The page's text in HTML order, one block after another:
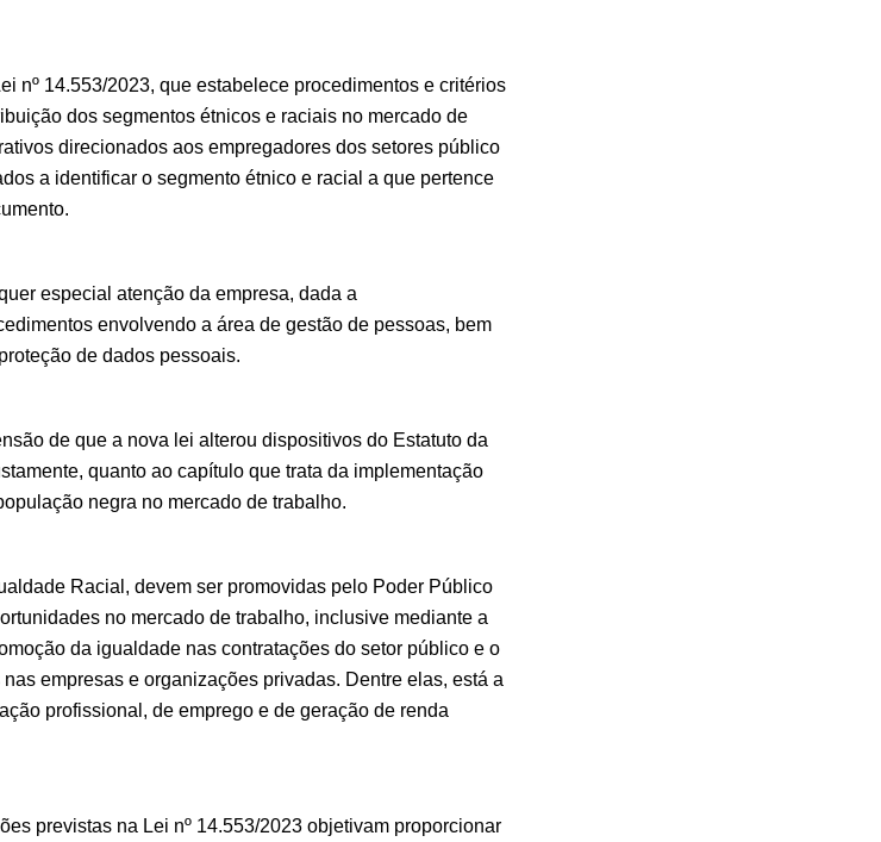
nº 14.553/2023, que estabelece procedimentos e critérios
dos segmentos étnicos e raciais no mercado de
direcionados aos empregadores dos setores público
a identificar o segmento étnico e racial a que pertence
especial atenção da empresa, dada a
envolvendo a área de gestão de pessoas, bem
de dados pessoais.
de que a nova lei alterou dispositivos do Estatuto da
quanto ao capítulo que trata da implementação
negra no mercado de trabalho.
Racial, devem ser promovidas pelo Poder Público
no mercado de trabalho, inclusive mediante a
da igualdade nas contratações do setor público e o
empresas e organizações privadas. Dentre elas, está a
profissional, de emprego e de geração de renda
previstas na Lei nº 14.553/2023 objetivam proporcionar